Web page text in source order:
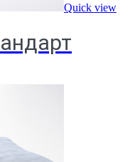
Quick view